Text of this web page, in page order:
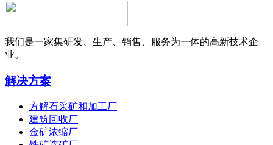
我们是一家集研发、生产、销售、服务为一体的高新技术企
业。
解决方案
方解石采矿和加工厂
建筑回收厂
金矿浓缩厂